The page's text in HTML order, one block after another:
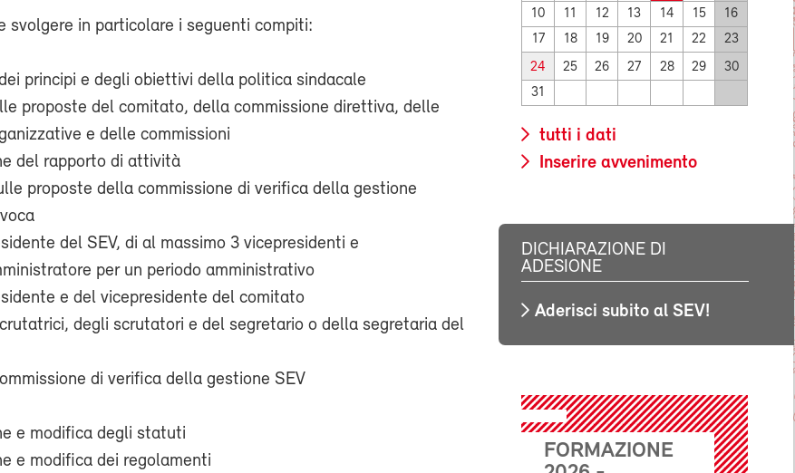
svolgere in particolare i seguenti compiti:
principi e degli obiettivi della politica sindacale
proposte del comitato, della commissione direttiva, delle
e delle commissioni
del rapporto di attività
proposte della commissione di verifica della gestione
del SEV, di al massimo 3 vicepresidenti e
per un periodo amministrativo
e del vicepresidente del comitato
degli scrutatori e del segretario o della segretaria del
di verifica della gestione SEV
e modifica degli statuti
e modifica dei regolamenti
10
11 12 13 14 15
16
17
18 19 20 21 22 23
24 25 26 27 28 29
30
31
tutti i dati
Inserire avvenimento
DICHIARAZIONE DI
ADESIONE
Aderisci subito al SEV!
FORMAZIONE